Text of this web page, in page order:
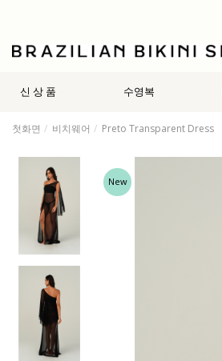
신 상 품 수영복
첫화면 비치웨어 Preto Transparent Dress
New